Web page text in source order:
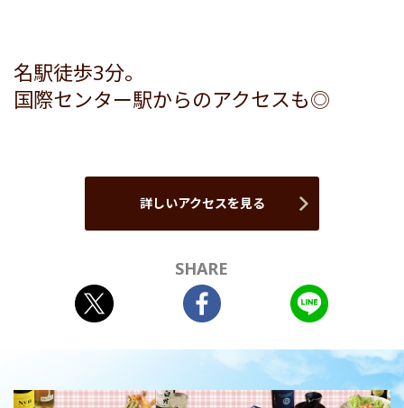
名駅徒歩3分。
国際センター駅からのアクセスも◎
詳しいアクセスを見る
SHARE